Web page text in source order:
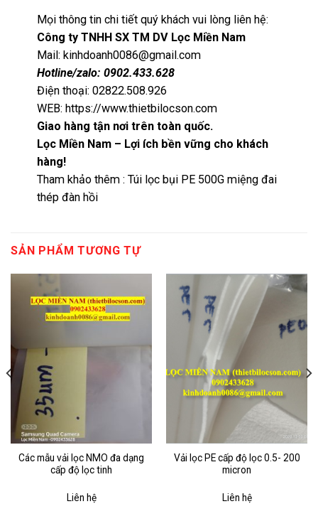
Mọi thông tin chi tiết quý khách vui lòng liên hệ:
Công ty TNHH SX TM DV Lọc Miền Nam
Mail: kinhdoanh0086@gmail.com
Hotline/zalo: 0902.433.628
Điện thoại: 02822.508.926
WEB:https://www.thietbilocson.com
Giao hàng tận nơi trên toàn quốc.
Lọc Miền Nam – Lợi ích bền vững cho khách
hàng!
Tham khảo thêm :Túi lọc bụi PE 500G miệng đai
thép đàn hồi
SẢN PHẨM TƯƠNG TỰ
Các mẫu vải lọc NMO đa dạng
cấp độ lọc tinh
Liên hệ
Vải lọc PE cấp độ lọc 0.5- 200
micron
Liên hệ